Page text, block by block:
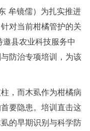
牟镜儒）为扎实推进
对当前柑橘管护的关
县农业科技服务中
防治专项培训，为该
，而木虱作为柑橘病
要隐患。培训直击这
的早期识别与科学防